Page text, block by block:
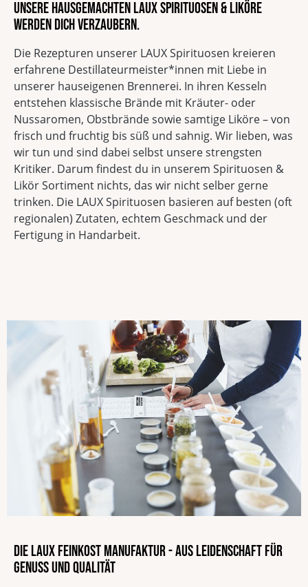
Unsere hausgemachten LAUX Spirituosen & Liköre
werden dich verzaubern.
Die Rezepturen unserer LAUX Spirituosen kreieren
erfahrene Destillateurmeister*innen mit Liebe in
unserer hauseigenen Brennerei. In ihren Kesseln
entstehen klassische Brände mit Kräuter- oder
Nussaromen, Obstbrände sowie samtige Liköre – von
frisch und fruchtig bis süß und sahnig. Wir lieben, was
wir tun und sind dabei selbst unsere strengsten
Kritiker. Darum findest du in unserem Spirituosen &
Likör Sortiment nichts, das wir nicht selber gerne
trinken. Die LAUX Spirituosen basieren auf besten (oft
regionalen) Zutaten, echtem Geschmack und der
Fertigung in Handarbeit.
Die LAUX Feinkost Manufaktur - Aus Leidenschaft für
Genuss und Qualität